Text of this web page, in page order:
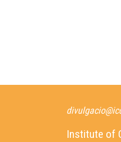
Institute of